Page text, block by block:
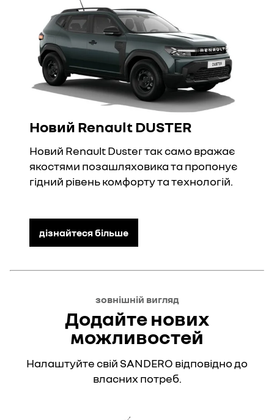
Новий Renault DUSTER
Новий Renault Duster так само вражає
якостями позашляховика та пропонує
гідний рівень комфорту та технологій.
дізнайтеся більше
зовнішній вигляд
Додайте нових
можливостей
Налаштуйте свій SANDERO відповідно до
власних потреб.